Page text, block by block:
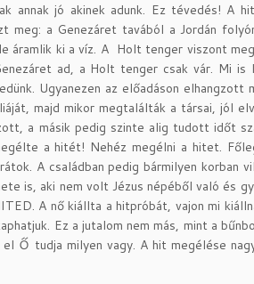
annak jó akinek adunk. Ez tévedés! A
meg: a Genezáret tavából a Jordán
áramlik ki a víz. A Holt tenger viszont
ad, a Holt tenger csak vár. Mi is
Ugyanezen az előadáson elhangzott
majd mikor megtalálták a társai, jól
a másik pedig szinte alig tudott időt
a hitét! Nehéz megélni a hitet.
A családban pedig bármilyen korban
is, aki nem volt Jézus népéből való és
A nő kiállta a hitpróbát, vajon mi
Ez a jutalom nem más, mint a
Ő tudja milyen vagy. A hit megélése